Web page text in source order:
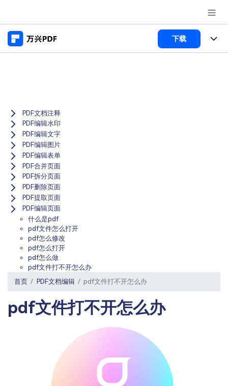
推荐产品
关于万兴
加入我们
帮助中心
客服热线：
下载
万兴PDF Windows版
万兴PDF Mac版
移动端
万兴PDF 安卓版
万兴PDF iOS版
PDF开发工具
万兴PDF SDK
申请试用
PDF新功能
PDF编辑器
PDF合并工具
PDF转换器
PDF加密
PDF文件压缩
PDF签名
PDF批量工具
PDF表格
商业合作
学校&教育
企业采购
经销商招募
帮助中心
产品支持
用户指南
常见问题
产品信息
更新日志
下载中心
产品资讯
01.热门软件
查看更多 >
登录
PDF文档注释
PDF编辑水印
PDF编辑文字
PDF编辑图片
PDF编辑表单
PDF合并页面
PDF拆分页面
PDF删除页面
PDF提取页面
PDF编辑页面
什么是pdf
pdf文件怎么打开
pdf怎么修改
pdf怎么打开
pdf怎么做
pdf文件打不开怎么办
首页
PDF文档编辑 pdf文件打不开怎么办
pdf文件打不开怎么办